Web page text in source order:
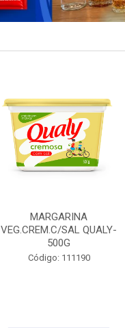
MARGARINA
VEG.CREM.C/SAL QUALY-
500G
Código: 111190